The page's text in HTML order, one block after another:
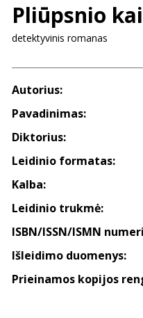
Pliūpsnio
detektyvinis romanas
Autorius:
Pavadinimas:
Diktorius:
Leidinio formatas:
Kalba:
Leidinio trukmė:
ISBN/ISSN/ISMN
Išleidimo duomenys:
Prieinamos kopijos